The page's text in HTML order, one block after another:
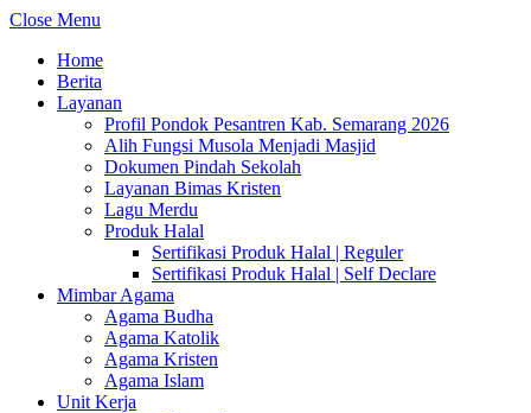
Close Menu
Home
Berita
Layanan
Profil Pondok Pesantren Kab. Semarang 2026
Alih Fungsi Musola Menjadi Masjid
Dokumen Pindah Sekolah
Layanan Bimas Kristen
Lagu Merdu
Produk Halal
Sertifikasi Produk Halal | Reguler
Sertifikasi Produk Halal | Self Declare
Mimbar Agama
Agama Budha
Agama Katolik
Agama Kristen
Agama Islam
Unit Kerja